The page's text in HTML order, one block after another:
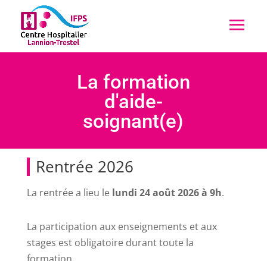
La formation
d'aide-
soignant(e)
Rentrée 2026
La rentrée a lieu le lundi 24 août 2026 à 9h.
La participation aux enseignements et aux
stages est obligatoire durant toute la